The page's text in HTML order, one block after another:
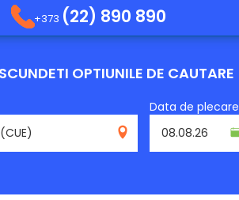
+373 (22) 890 890
OPTIUNILE DE CAUTARE
Data de plecare